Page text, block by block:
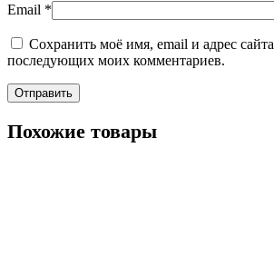
Email *
Сохранить моё имя, email и адрес
последующих моих комментариев.
Похожие товары